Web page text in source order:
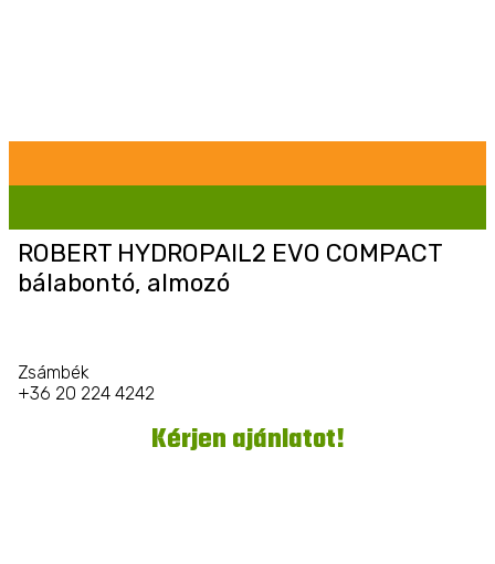
ROBERT HYDROPAIL2 EVO COMPACT
bálabontó, almozó
Zsámbék
+36 20 224 4242
Kérjen ajánlatot!